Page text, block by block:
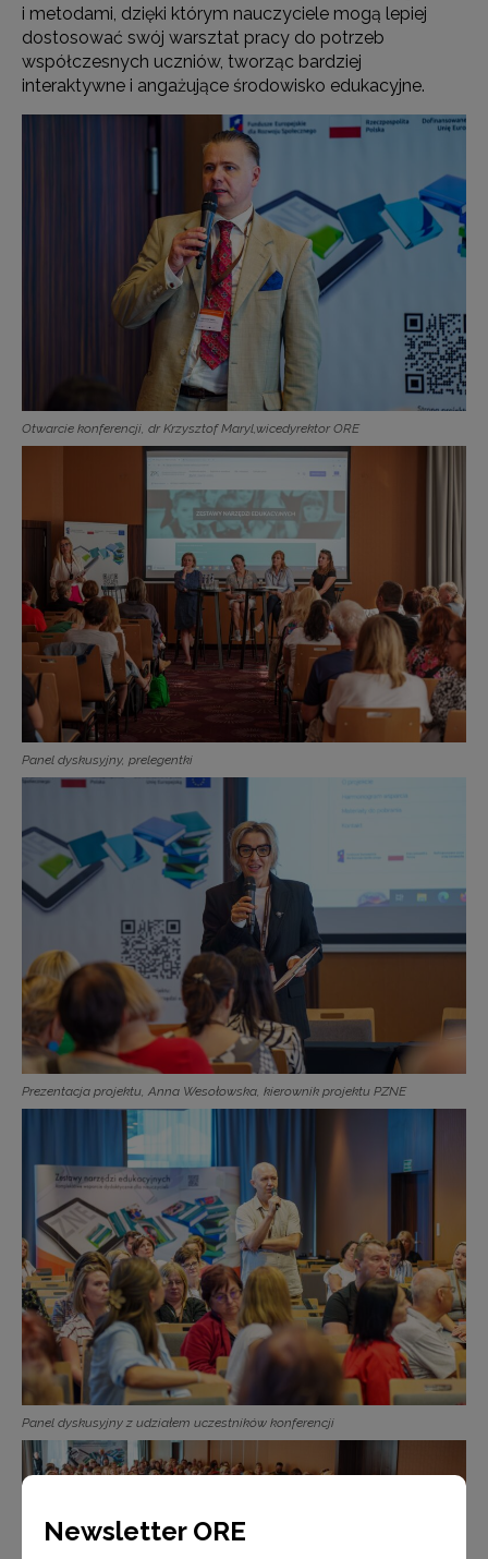
i metodami, dzięki którym nauczyciele mogą lepiej
dostosować swój warsztat pracy do potrzeb
współczesnych uczniów, tworząc bardziej
interaktywne i angażujące środowisko edukacyjne.
Otwarcie konferencji, dr Krzysztof Maryl,wicedyrektor ORE
Panel dyskusyjny, prelegentki
Prezentacja projektu, Anna Wesołowska, kierownik projektu PZNE
Panel dyskusyjny z udziałem uczestników konferencji
Newsletter ORE